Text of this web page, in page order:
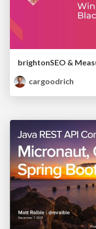
cargoodrich